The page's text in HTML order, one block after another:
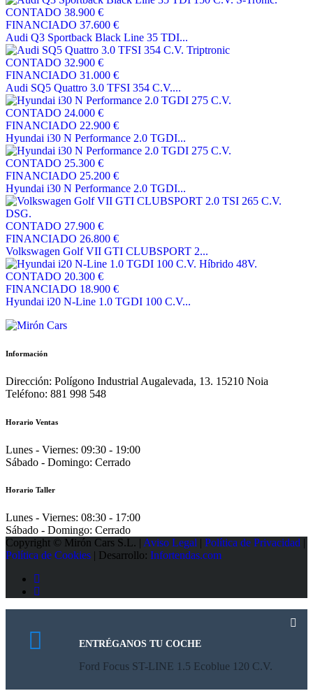
CONTADO 38.900 €
FINANCIADO 37.600 €
Audi Q3 Sportback Black Line 35 TDI...
CONTADO 32.900 €
FINANCIADO 31.000 €
Audi SQ5 Quattro 3.0 TFSI 354 C.V....
CONTADO 24.000 €
FINANCIADO 22.900 €
Hyundai i30 N Performance 2.0 TGDI...
CONTADO 25.300 €
FINANCIADO 25.200 €
Hyundai i30 N Performance 2.0 TGDI...
CONTADO 27.900 €
FINANCIADO 26.800 €
Volkswagen Golf VII GTI CLUBSPORT 2...
CONTADO 20.300 €
FINANCIADO 18.900 €
Hyundai i20 N-Line 1.0 TGDI 100 C.V...
Información
Dirección: Polígono Industrial Augalevada, 13. 15210 Noia
Teléfono: 881 998 548
Horario Ventas
Lunes - Viernes: 09:30 - 19:00
Sábado - Domingo: Cerrado
Horario Taller
Lunes - Viernes: 08:30 - 17:00
Sábado - Domingo: Cerrado
Copyright © Mirón Cars S.L. | Aviso Legal Política de Privacidad
Política de Cookies | Desarrollo: Infortendas.com
ENTRÉGANOS TU COCHE
Ford Focus ST-LINE 1.5 Ecoblue 120 C.V.